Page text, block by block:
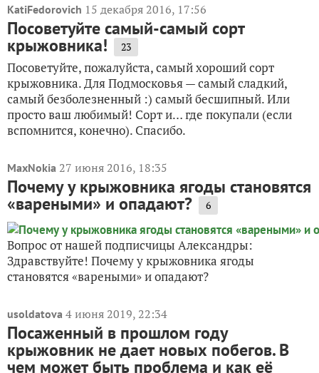
KatiFedorovich 15 декабря 2016, 17:56
Посоветуйте самый-самый сорт
крыжовника! 23
Посоветуйте, пожалуйста, самый хороший сорт
крыжовника. Для Подмосковья — самый сладкий,
самый безболезненный :) самый бесшипный. Или
просто ваш любимый! Сорт и… где покупали (если
вспомнится, конечно). Спасибо.
MaxNokia 27 июня 2016, 18:35
Почему у крыжовника ягоды становятся
«вареными» и опадают? 6
Вопрос от нашей подписчицы Александры:
Здравствуйте! Почему у крыжовника ягоды
становятся «вареными» и опадают?
usoldatova 4 июня 2019, 22:34
Посаженный в прошлом году
крыжовник не дает новых побегов. В
чем может быть проблема и как её